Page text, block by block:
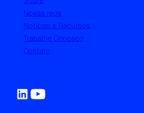
Nossa rede
Notícias e Recursos
Trabalhe Conosco
Contato